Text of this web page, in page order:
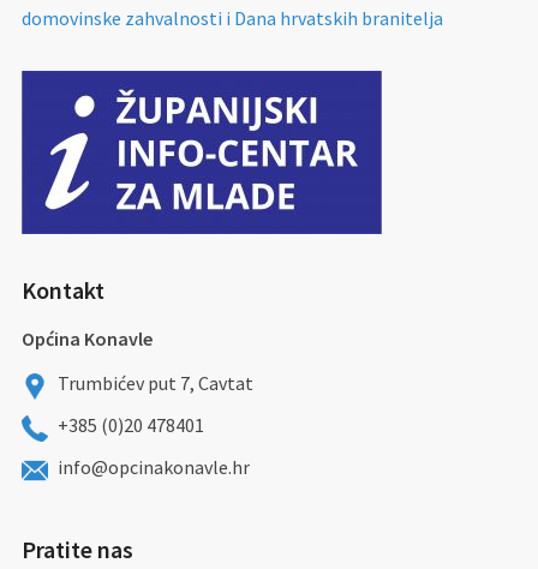
domovinske zahvalnosti i Dana hrvatskih branitelja
Kontakt
Općina Konavle
Trumbićev put 7, Cavtat
+385 (0)20 478401
info@opcinakonavle.hr
Pratite nas